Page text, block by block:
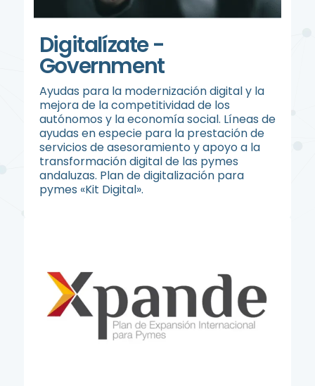
Digitalízate -
Government
Ayudas para la modernización digital y la
mejora de la competitividad de los
autónomos y la economía social. Líneas de
ayudas en especie para la prestación de
servicios de asesoramiento y apoyo a la
transformación digital de las pymes
andaluzas. Plan de digitalización para
pymes «Kit Digital».